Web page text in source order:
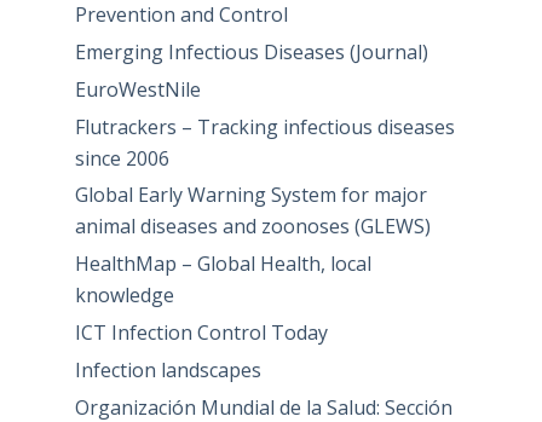
Prevention and Control
Emerging Infectious Diseases (Journal)
EuroWestNile
Flutrackers – Tracking infectious diseases
since 2006
Global Early Warning System for major
animal diseases and zoonoses (GLEWS)
HealthMap – Global Health, local
knowledge
ICT Infection Control Today
Infection landscapes
Organización Mundial de la Salud: Sección